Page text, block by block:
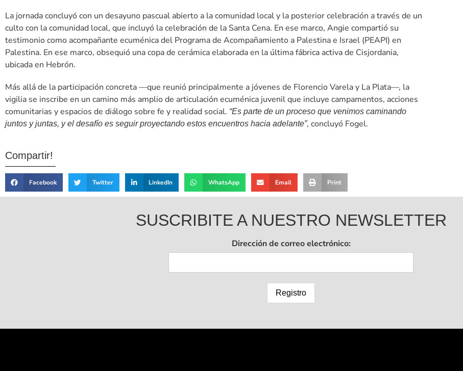
La jornada concluyó con un desayuno pascual abierto a la comunidad local y la posterior celebración a través de un
culto con la comunidad local, que incluyó la celebración de la Santa Cena. En ese marco, Angie compartió su
testimonio como acompañante ecuménica del Programa de Acompañamiento a Palestina e Israel (PEAPI) en
Palestina. En ese marco, obsequió una copa de cerámica elaborada en la última fábrica activa de Cisjordania,
ubicada en Hebrón.
Más allá de la participación concreta —que reunió principalmente a jóvenes de Florencio Varela y La Plata—, la
vigilia se inscribe en un camino más amplio de articulación ecuménica juvenil que incluye campamentos, acciones
comunitarias y espacios de diálogo sobre fe y realidad social. “Es parte de un proceso que venimos caminando
juntos y juntas, y el desafío es seguir proyectando estos encuentros hacia adelante”, concluyó Fogel.
Compartir!
Facebook Twitter LinkedIn WhatsApp Email Print
SUSCRIBITE A NUESTRO NEWSLETTER
Dirección de correo electrónico: